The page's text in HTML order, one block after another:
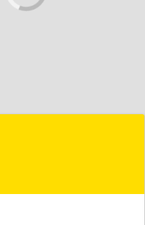
край, Лысьва г,